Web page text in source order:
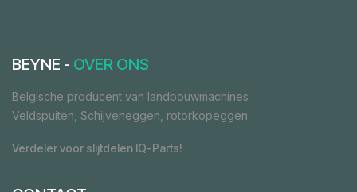
BEYNE - OVER ONS
Belgische producent van landbouwmachines
Veldspuiten, Schijveneggen, rotorkopeggen
Verdeler voor slijtdelen IQ-Parts!